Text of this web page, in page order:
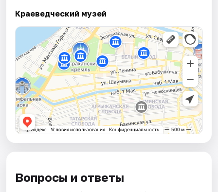
Краеведческий музей
Вопросы и ответы